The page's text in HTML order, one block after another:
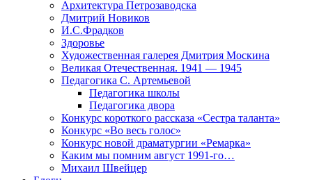
Архитектура Петрозаводска
Дмитрий Новиков
И.С.Фрадков
Здоровье
Художественная галерея Дмитрия Москина
Великая Отечественная. 1941 — 1945
Педагогика С. Артемьевой
Педагогика школы
Педагогика двора
Конкурс короткого рассказа «Сестра таланта»
Конкурс «Во весь голос»
Конкурс новой драматургии «Ремарка»
Каким мы помним август 1991-го…
Михаил Швейцер